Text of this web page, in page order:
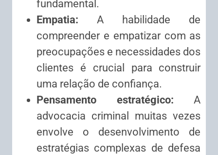
fundamental.
Empatia: A habilidade de
compreender e empatizar com as
preocupações e necessidades dos
clientes é crucial para construir
uma relação de confiança.
Pensamento estratégico: A
advocacia criminal muitas vezes
envolve o desenvolvimento de
estratégias complexas de defesa